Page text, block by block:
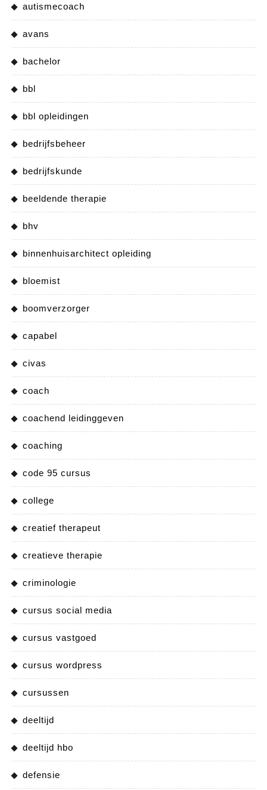
autismecoach
avans
bachelor
bbl
bbl opleidingen
bedrijfsbeheer
bedrijfskunde
beeldende therapie
bhv
binnenhuisarchitect opleiding
bloemist
boomverzorger
capabel
civas
coach
coachend leidinggeven
coaching
code 95 cursus
college
creatief therapeut
creatieve therapie
criminologie
cursus social media
cursus vastgoed
cursus wordpress
cursussen
deeltijd
deeltijd hbo
defensie